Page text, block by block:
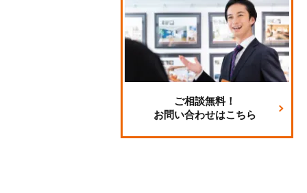
ご相談無料！
お問い合わせはこちら